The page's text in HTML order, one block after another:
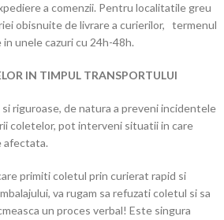
a comenzii. Pentru localitatile greu
obisnuite de livrare a curierilor, termenul
unele cazuri cu 24h-48h.
IN TIMPUL TRANSPORTULUI
riguroase, de natura a preveni incidentele
coletelor, pot interveni situatii in care
primiti coletul prin curierat rapid si
va rugam sa refuzati coletul si sa
un proces verbal! Este singura